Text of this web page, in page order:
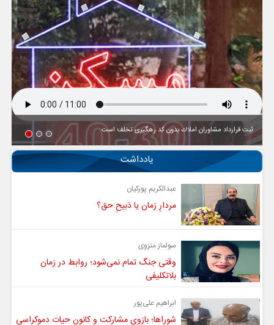
ثبت قرارداد مشاوران املاك بدون كد رهگیری تخلف است
یادداشت
عبدالکریم پورکیان
مردارِ زمان یا ذبیحِ حق؟
سولماز منزوی
وقتی جنگ تمام نمی‌شود؛ روابط در زمان
بلاتکلیفی
ابراهیم علی‌پور
شوراها؛ بازوی مشارکت و کانون حیات دموکراسی